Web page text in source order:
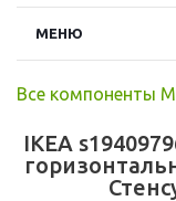
МЕНЮ
Все компоненты
IKEA